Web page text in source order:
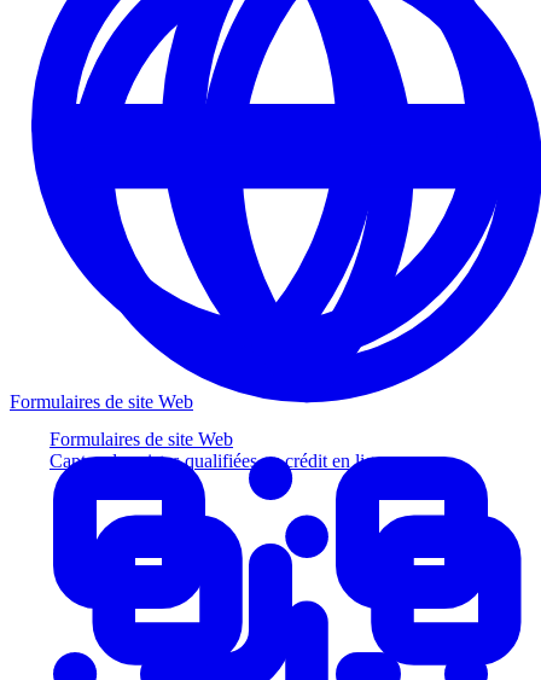
Formulaires de site Web
Captez des pistes qualifiées au crédit en ligne
Formulaires de site Web